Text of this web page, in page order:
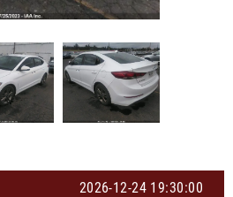
2026-12-24 19:30:00